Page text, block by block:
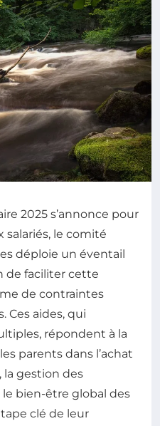
2025 s’annonce pour
salariés, le comité
déploie un éventail
de faciliter cette
de contraintes
Ces aides, qui
répondent à la
parents dans l’achat
la gestion des
bien-être global des
clé de leur